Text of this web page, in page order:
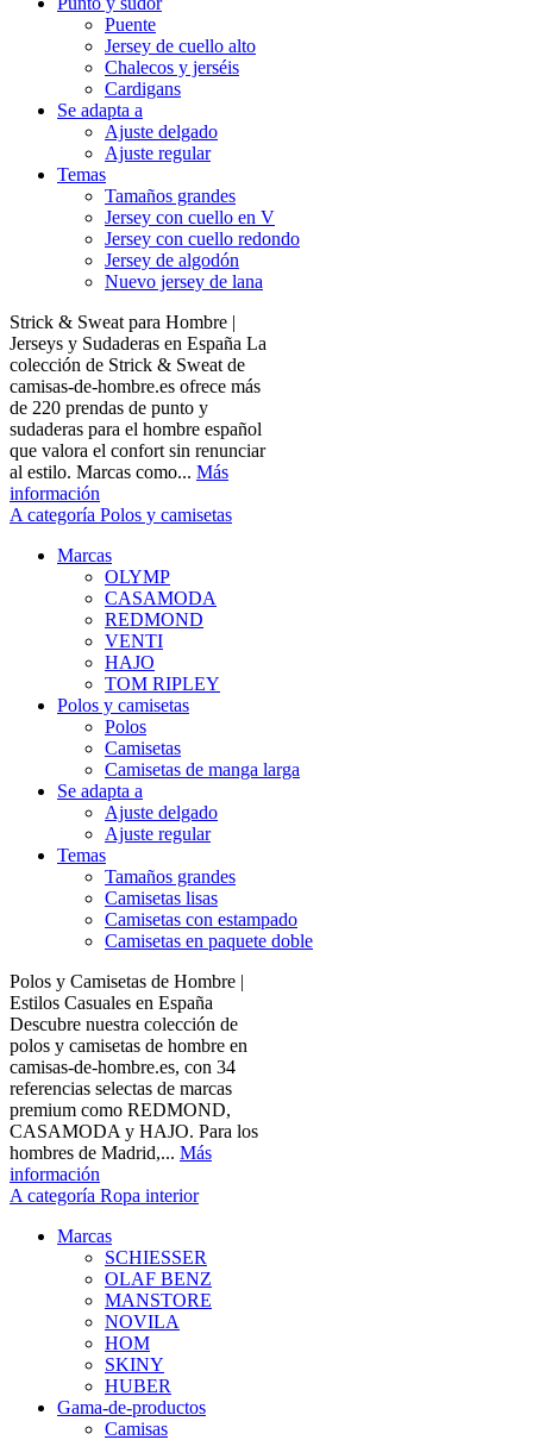
Puente
Jersey de cuello alto
Chalecos y jerséis
Cardigans
Se adapta a
Ajuste delgado
Ajuste regular
Temas
Tamaños grandes
Jersey con cuello en V
Jersey con cuello redondo
Jersey de algodón
Nuevo jersey de lana
Strick & Sweat para Hombre |
Jerseys y Sudaderas en España La
colección de Strick & Sweat de
camisas-de-hombre.es ofrece más
de 220 prendas de punto y
sudaderas para el hombre español
que valora el confort sin renunciar
al estilo. Marcas como... Más
información
A categoría Polos y camisetas
Marcas
OLYMP
CASAMODA
REDMOND
VENTI
HAJO
TOM RIPLEY
Polos y camisetas
Polos
Camisetas
Camisetas de manga larga
Se adapta a
Ajuste delgado
Ajuste regular
Temas
Tamaños grandes
Camisetas lisas
Camisetas con estampado
Camisetas en paquete doble
Polos y Camisetas de Hombre |
Estilos Casuales en España
Descubre nuestra colección de
polos y camisetas de hombre en
camisas-de-hombre.es, con 34
referencias selectas de marcas
premium como REDMOND,
CASAMODA y HAJO. Para los
hombres de Madrid,... Más
información
A categoría Ropa interior
Marcas
SCHIESSER
OLAF BENZ
MANSTORE
NOVILA
HOM
SKINY
HUBER
Gama-de-productos
Camisas